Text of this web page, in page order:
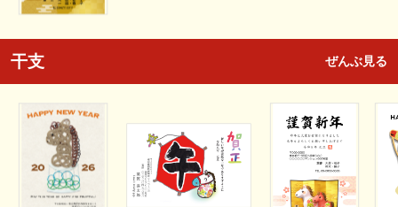
干支 ぜんぶ見る